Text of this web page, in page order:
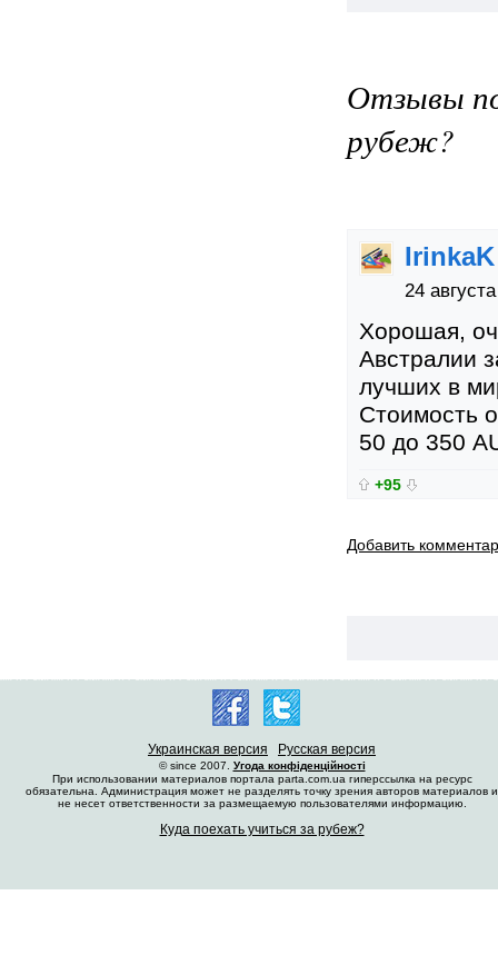
Отзывы
рубеж?
IrinkaK
24
Хорошая,
Австралии
лучших в
Стоимость
50 до 350
+95
Добавить
Украинская версия Русская версия
© since 2007. Угода конфіденційності
При использовании материалов портала parta.com.ua гиперссылка на ресурс
обязательна. Администрация может не разделять точку зрения авторов материалов и
не несет ответственности за размещаемую пользователями информацию.
Куда поехать учиться за рубеж?